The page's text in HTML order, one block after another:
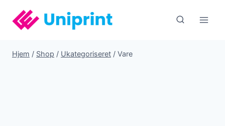
indhold
Hjem / Shop / Ukategoriseret / Vare